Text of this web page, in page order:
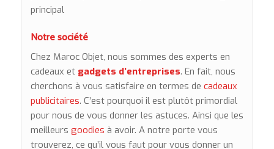
principal
Notre société
Chez Maroc Objet, nous sommes des experts en
cadeaux et gadgets d’entreprises. En fait, nous
cherchons à vous satisfaire en termes de cadeaux
publicitaires. C’est pourquoi il est plutôt primordial
pour nous de vous donner les astuces. Ainsi que les
meilleurs goodies à avoir. A notre porte vous
trouverez, ce qu’il vous faut pour vous donner un